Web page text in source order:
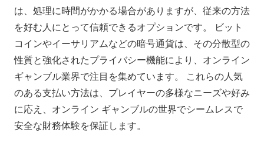
は、処理に時間がかかる場合がありますが、従来の方法
を好む人にとって信頼できるオプションです。 ビット
コインやイーサリアムなどの暗号通貨は、その分散型の
性質と強化されたプライバシー機能により、オンライン
ギャンブル業界で注目を集めています。 これらの人気
のある支払い方法は、プレイヤーの多様なニーズや好み
に応え、オンライン ギャンブルの世界でシームレスで
安全な財務体験を保証します。